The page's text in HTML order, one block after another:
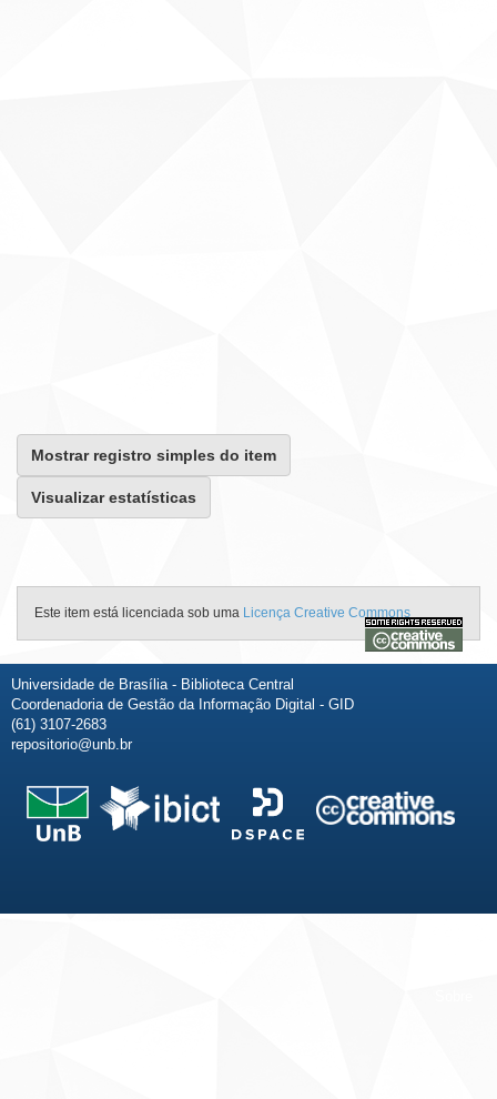
Mostrar registro simples do item
Visualizar estatísticas
Este item está licenciada sob uma Licença Creative Commons
Universidade de Brasília - Biblioteca Central
Coordenadoria de Gestão da Informação Digital - GID
(61) 3107-2683
repositorio@unb.br